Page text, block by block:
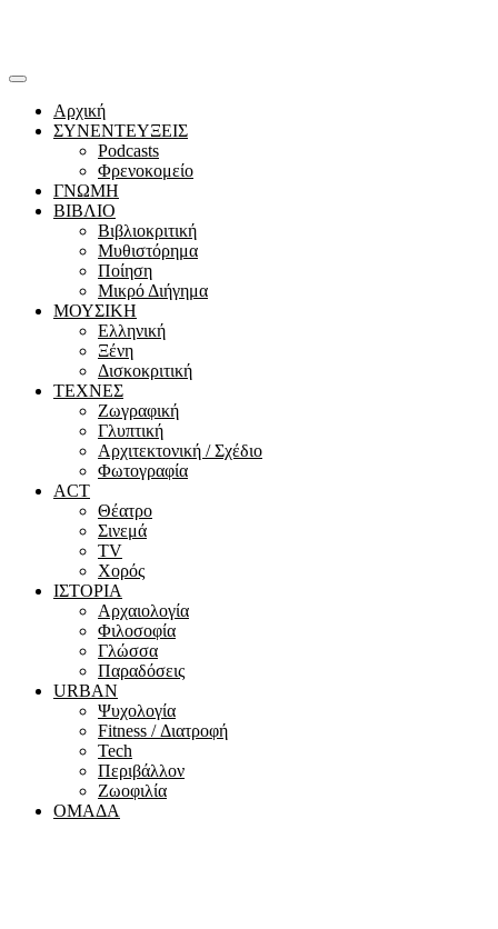
Αρχική
ΣΥΝΕΝΤΕΥΞΕΙΣ
Podcasts
Φρενοκομείο
ΓΝΩΜΗ
ΒΙΒΛΙΟ
Βιβλιοκριτική
Μυθιστόρημα
Ποίηση
Μικρό Διήγημα
ΜΟΥΣΙΚΗ
Ελληνική
Ξένη
Δισκοκριτική
ΤΕΧΝΕΣ
Ζωγραφική
Γλυπτική
Αρχιτεκτονική / Σχέδιο
Φωτογραφία
ACT
Θέατρο
Σινεμά
ΤV
Χορός
ΙΣΤΟΡΙΑ
Αρχαιολογία
Φιλοσοφία
Γλώσσα
Παραδόσεις
URBAN
Ψυχολογία
Fitness / Διατροφή
Tech
Περιβάλλον
Ζωοφιλία
ΟΜΑΔΑ